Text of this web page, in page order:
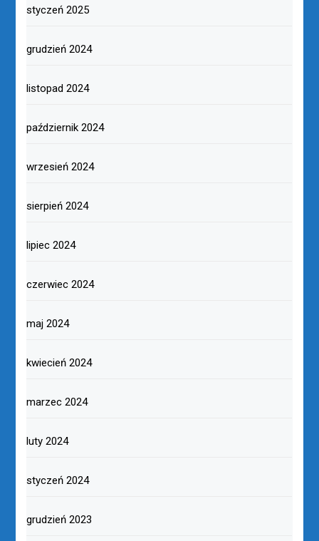
styczeń 2025
grudzień 2024
listopad 2024
październik 2024
wrzesień 2024
sierpień 2024
lipiec 2024
czerwiec 2024
maj 2024
kwiecień 2024
marzec 2024
luty 2024
styczeń 2024
grudzień 2023